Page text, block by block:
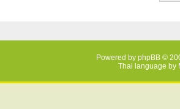
Powered by phpBB ©
Thai language by